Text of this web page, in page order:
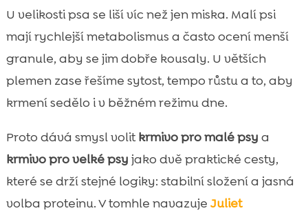
U velikosti psa se liší víc než jen miska. Malí psi
mají rychlejší metabolismus a často ocení menší
granule, aby se jim dobře kousaly. U větších
plemen zase řešíme sytost, tempo růstu a to, aby
krmení sedělo i v běžném režimu dne.
Proto dává smysl volitkrmivo pro malé psy a
krmivo pro velké psy jako dvě praktické cesty,
které se drží stejné logiky: stabilní složení a jasná
volba proteinu. V tomhle navazuje Juliet